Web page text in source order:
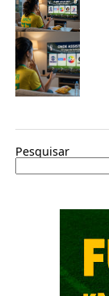
Pesquisar